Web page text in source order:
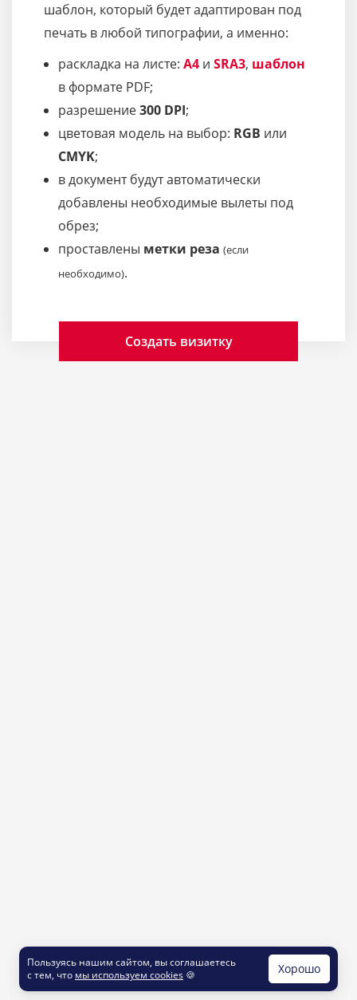
шаблон, который будет адаптирован под
печать в любой типографии, а именно:
раскладка на листе: A4 и SRA3, шаблон
в формате PDF;
разрешение300 DPI;
цветовая модель на выбор: RGB или
CMYK;
в документ будут автоматически
добавлены необходимые вылеты под
обрез;
проставлены метки реза (если
необходимо).
Создать визитку
Пользуясь нашим сайтом, вы соглашаетесь
с тем, что мы используем cookies 🍪 Хорошо